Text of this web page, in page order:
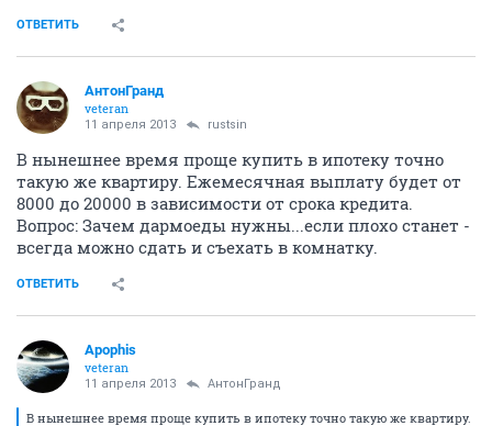
ОТВЕТИТЬ
АнтонГранд
veteran
11 апреля 2013 rustsin
В нынешнее время проще купить в ипотеку точно
такую же квартиру. Ежемесячная выплату будет от
8000 до 20000 в зависимости от срока кредита.
Вопрос: Зачем дармоеды нужны...если плохо станет -
всегда можно сдать и съехать в комнатку.
ОТВЕТИТЬ
Apophis
veteran
11 апреля 2013 АнтонГранд
В нынешнее время проще купить в ипотеку точно такую же квартиру.